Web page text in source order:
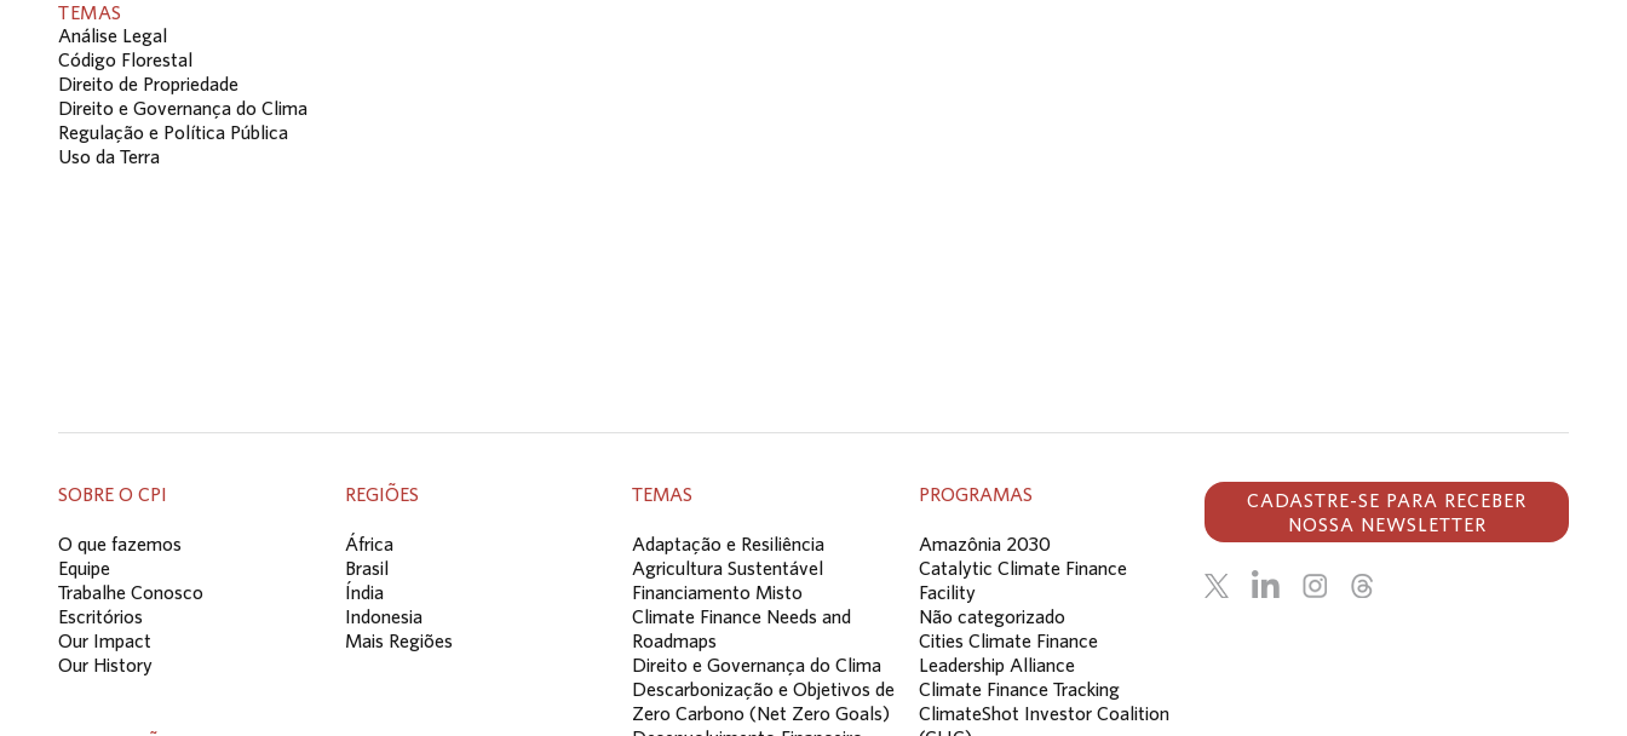
TEMAS
Análise Legal
Código Florestal
Direito de Propriedade
Direito e Governança do Clima
Regulação e Política Pública
Uso da Terra
SOBRE O CPI
O que fazemos
Equipe
Trabalhe Conosco
Escritórios
Our Impact
Our History
REGIÕES
África
Brasil
Índia
Indonesia
Mais Regiões
TEMAS
Adaptação e Resiliência
Agricultura Sustentável
Financiamento Misto
Climate Finance Needs and
Roadmaps
Direito e Governança do Clima
Descarbonização e Objetivos de
Zero Carbono (Net Zero Goals)
PROGRAMAS
Amazônia 2030
Catalytic Climate Finance
Facility
Não categorizado
Cities Climate Finance
Leadership Alliance
Climate Finance Tracking
ClimateShot Investor Coalition
CADASTRE-SE PARA RECEBER
NOSSA NEWSLETTER